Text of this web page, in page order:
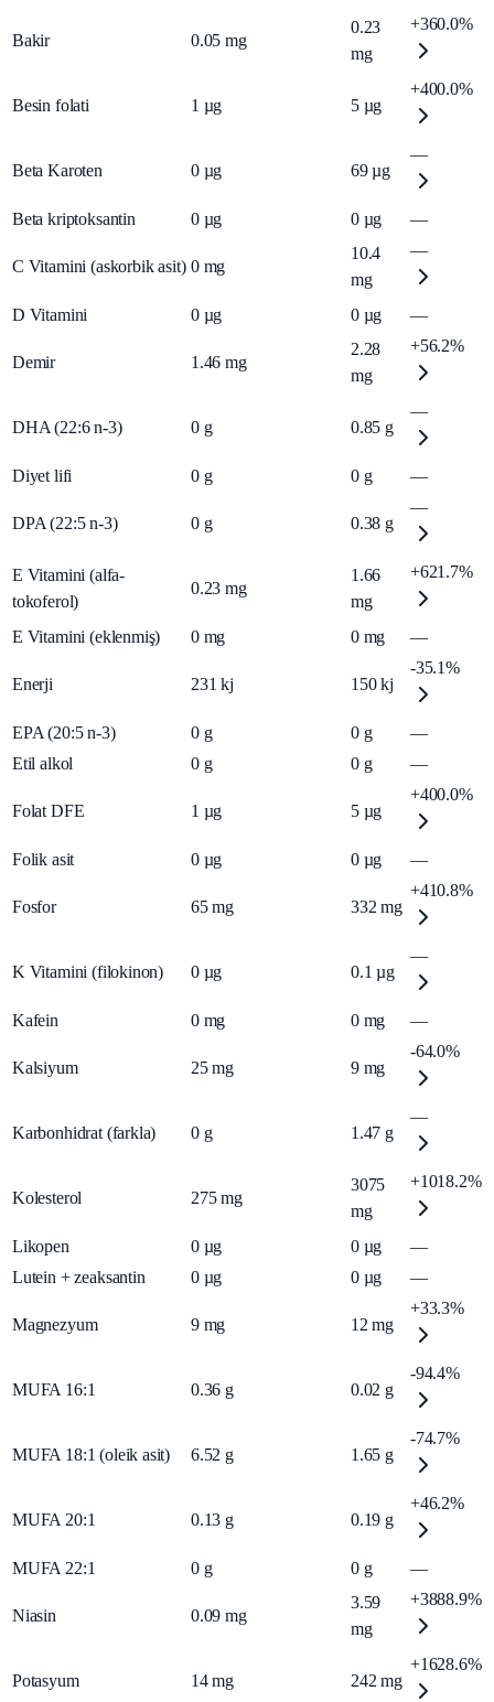
Bakir 0.05 mg
0.23
mg
+360.0%
Besin folati 1 µg 5 µg
+400.0%
Beta Karoten 0 µg 69 µg
—
Beta kriptoksantin 0 µg 0 µg —
C Vitamini (askorbik asit) 0 mg
10.4
mg
—
D Vitamini 0 µg 0 µg —
Demir 1.46 mg
2.28
mg
+56.2%
DHA (22:6 n-3) 0 g 0.85 g
—
Diyet lifi 0 g 0 g —
DPA (22:5 n-3) 0 g 0.38 g
—
E Vitamini (alfa-
tokoferol)
0.23 mg
1.66
mg
+621.7%
E Vitamini (eklenmiş) 0 mg 0 mg —
Enerji 231 kj 150 kj
-35.1%
EPA (20:5 n-3) 0 g 0 g
—
Etil alkol
0 g 0 g —
Folat DFE 1 µg 5 µg
+400.0%
Folik asit 0 µg 0 µg —
Fosfor 65 mg 332 mg
+410.8%
K Vitamini (filokinon) 0 µg 0.1 µg
—
Kafein 0 mg 0 mg —
Kalsiyum 25 mg 9 mg
-64.0%
Karbonhidrat (farkla) 0 g 1.47 g
—
Kolesterol 275 mg
3075
mg
+1018.2%
Likopen 0 µg 0 µg
—
Lutein + zeaksantin
0 µg 0 µg —
Magnezyum 9 mg 12 mg
+33.3%
MUFA 16:1 0.36 g 0.02 g
-94.4%
MUFA 18:1 (oleik asit) 6.52 g 1.65 g
-74.7%
MUFA 20:1 0.13 g 0.19 g
+46.2%
MUFA 22:1 0 g 0 g —
Niasin 0.09 mg
3.59
mg
+3888.9%
Potasyum 14 mg 242 mg
+1628.6%